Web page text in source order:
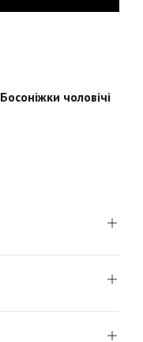
Босоніжки чоловічі